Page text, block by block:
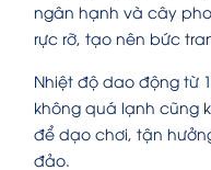
ngân hạnh và cây
rực rỡ, tạo nên bức
Nhiệt độ dao động từ
không quá lạnh cũng
để dạo chơi, tận
đảo.